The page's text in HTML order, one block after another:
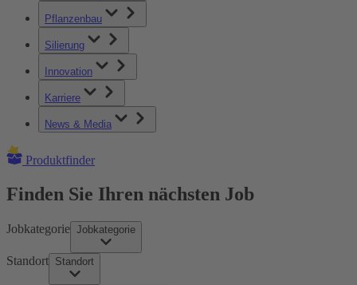
Pflanzenbau
Silierung
Innovation
Karriere
News & Media
Produktfinder
Finden Sie Ihren nächsten Job
Jobkategorie Jobkategorie
Standort Standort